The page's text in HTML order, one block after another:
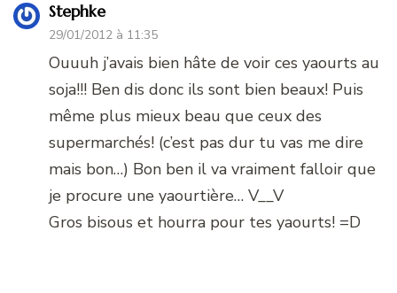
Stephke
29/01/2012 à 11:35
Ouuuh j’avais bien hâte de voir ces yaourts au
soja!!! Ben dis donc ils sont bien beaux! Puis
même plus mieux beau que ceux des
supermarchés! (c’est pas dur tu vas me dire
mais bon…) Bon ben il va vraiment falloir que
je procure une yaourtière… V__V
Gros bisous et hourra pour tes yaourts! =D